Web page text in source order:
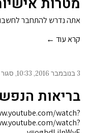
אתה נדרש להתחבר
קרא עוד ←
3 בנובמבר 2016 10:33
בריאות הנפש
watch?
watch?